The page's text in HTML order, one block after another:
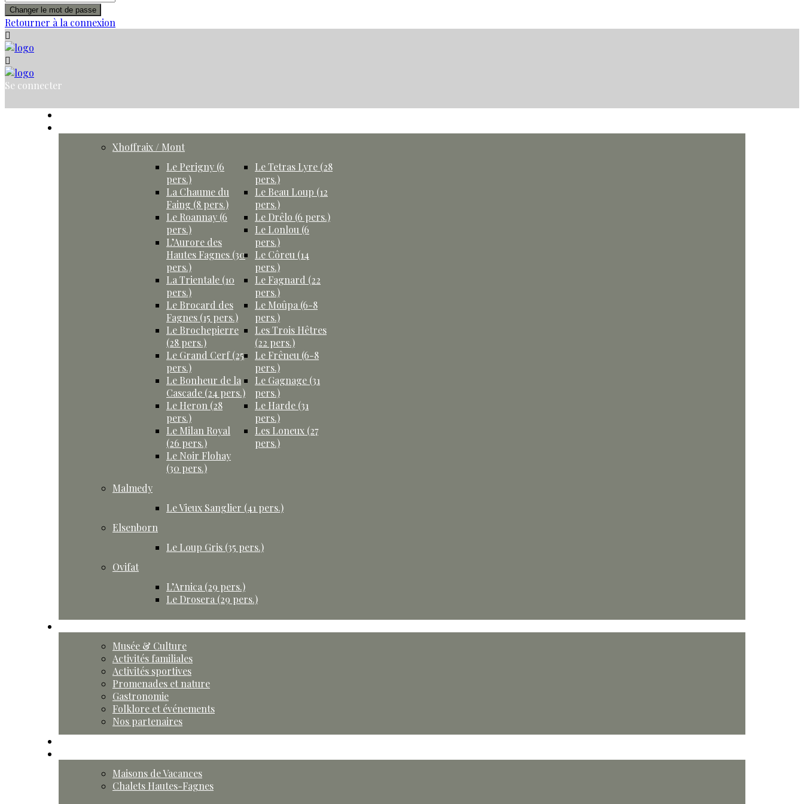
Changer le mot de passe
Retourner à la connexion
Se connecter
Xhoffraix / Mont
Le Perigny (6
pers.)
La Chaume du
Faing (8 pers.)
Le Roannay (6
pers.)
L’Aurore des
Hautes Fagnes (30
pers.)
La Trientale (10
pers.)
Le Brocard des
Fagnes (15 pers.)
Le Brochepierre
(28 pers.)
Le Grand Cerf (25
pers.)
Le Bonheur de la
Cascade (24 pers.)
Le Heron (28
pers.)
Le Milan Royal
(26 pers.)
Le Noir Flohay
(30 pers.)
Le Tetras Lyre (28
pers.)
Le Beau Loup (12
pers.)
Le Drêlo (6 pers.)
Le Lonlou (6
pers.)
Le Côreu (14
pers.)
Le Fagnard (22
pers.)
Le Moûpa (6-8
pers.)
Les Trois Hêtres
(22 pers.)
Le Frêneu (6-8
pers.)
Le Gagnage (31
pers.)
Le Harde (31
pers.)
Les Loneux (27
pers.)
Malmedy
Le Vieux Sanglier (41 pers.)
Elsenborn
Le Loup Gris (35 pers.)
Ovifat
L’Arnica (29 pers.)
Le Drosera (29 pers.)
Musée & Culture
Activités familiales
Activités sportives
Promenades et nature
Gastronomie
Folklore et événements
Nos partenaires
Maisons de Vacances
Chalets Hautes-Fagnes